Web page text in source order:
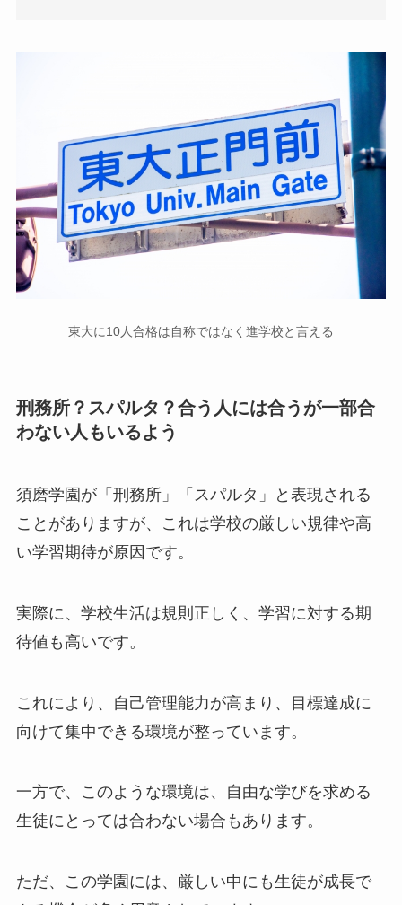
東大に10人合格は自称ではなく進学校と言える
刑務所？スパルタ？合う人には合うが一部合
わない人もいるよう
須磨学園が「刑務所」「スパルタ」と表現される
ことがありますが、これは学校の厳しい規律や高
い学習期待が原因です。
実際に、学校生活は規則正しく、学習に対する期
待値も高いです。
これにより、自己管理能力が高まり、目標達成に
向けて集中できる環境が整っています。
一方で、このような環境は、自由な学びを求める
生徒にとっては合わない場合もあります。
ただ、この学園には、厳しい中にも生徒が成長で